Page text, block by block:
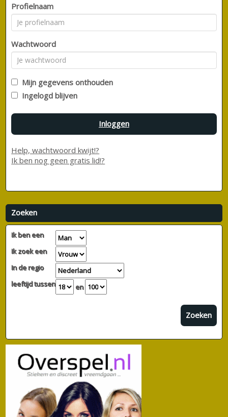
Profielnaam
Wachtwoord
Mijn gegevens onthouden
Ingelogd blijven
Inloggen
Help, wachtwoord kwijt!?
Ik ben nog geen gratis lid!?
Zoeken
Ik ben een
Ik zoek een
In de regio
leeftijd tussen
en
Zoeken